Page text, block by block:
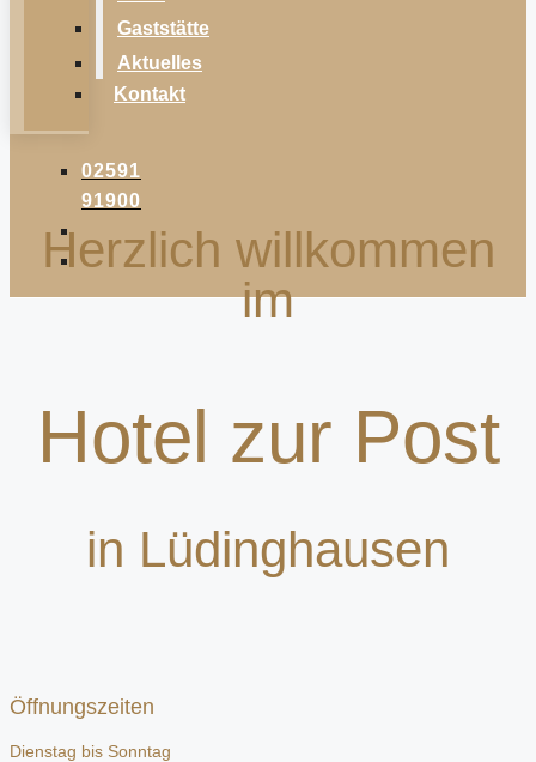
Gaststätte
Aktuelles
Kontakt
02591
91900
Herzlich willkommen
im
Hotel zur Post
in Lüdinghausen
Öffnungszeiten
Dienstag bis Sonntag